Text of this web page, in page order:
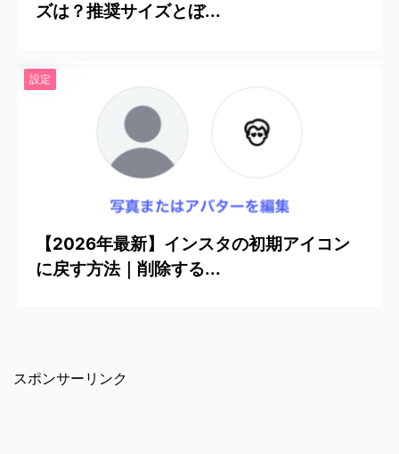
ズは？推奨サイズとぼ...
設定
【2026年最新】インスタの初期アイコン
に戻す方法｜削除する...
スポンサーリンク